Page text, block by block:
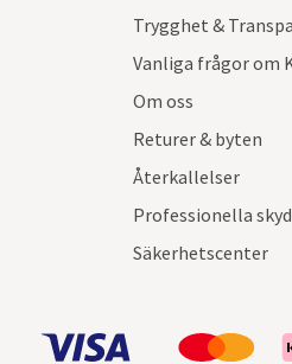
Trygghet &
Vanliga frågor om
Om oss
Returer & byten
Återkallelser
Professionella
Säkerhetscenter